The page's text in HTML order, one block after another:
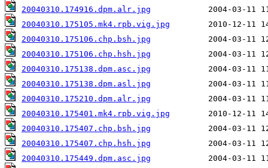
20040310.174916.dpm.alr.jpg
20040310.175105.mk4.rpb.vig.jpg
20040310.175106.chp.bsh.jpg
20040310.175106.chp.hsh.jpg
20040310.175138.dpm.asc.jpg
20040310.175138.dpm.asl.jpg
20040310.175210.dpm.alr.jpg
20040310.175401.mk4.rpb.vig.jpg
20040310.175407.chp.bsh.jpg
20040310.175407.chp.hsh.jpg
20040310.175449.dpm.asc.jpg